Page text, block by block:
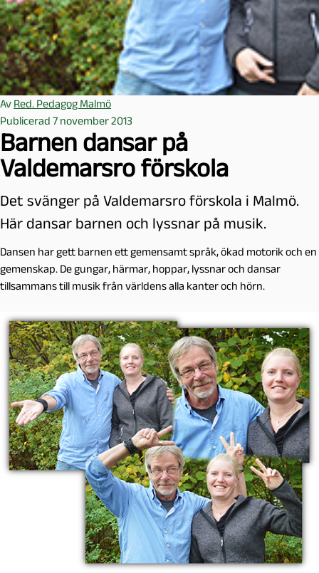
Av Red. Pedagog Malmö
Publicerad 7 november 2013
Barnen dansar på
Valdemarsro förskola
Det svänger på Valdemarsro förskola i Malmö.
Här dansar barnen och lyssnar på musik.
Dansen har gett barnen ett gemensamt språk, ökad motorik och en
gemenskap. De gungar, härmar, hoppar, lyssnar och dansar
tillsammans till musik från världens alla kanter och hörn.